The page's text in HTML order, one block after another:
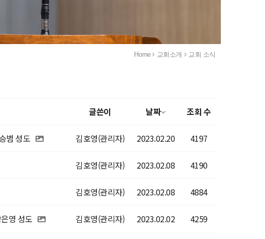
Home 교회소개 교회 소식
글쓴이 날짜 조회 수
범 성도 김호영(관리자) 2023.02.20 4197
김호영(관리자) 2023.02.08 4190
김호영(관리자) 2023.02.08 4884
영 성도 김호영(관리자) 2023.02.02 4259